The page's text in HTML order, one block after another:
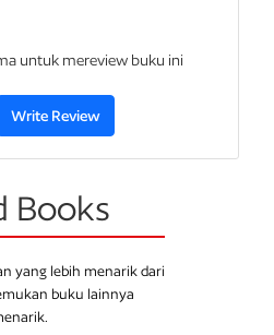
untuk mereview buku ini
Write Review
Books
yang lebih menarik dari
buku lainnya